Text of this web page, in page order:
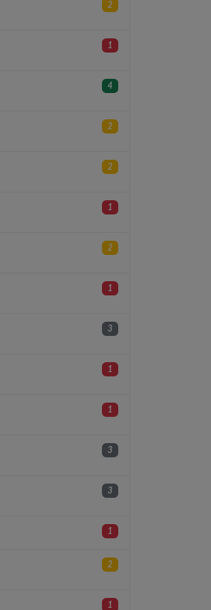
2
1
4
2
2
1
2
1
3
1
1
3
3
1
2
1